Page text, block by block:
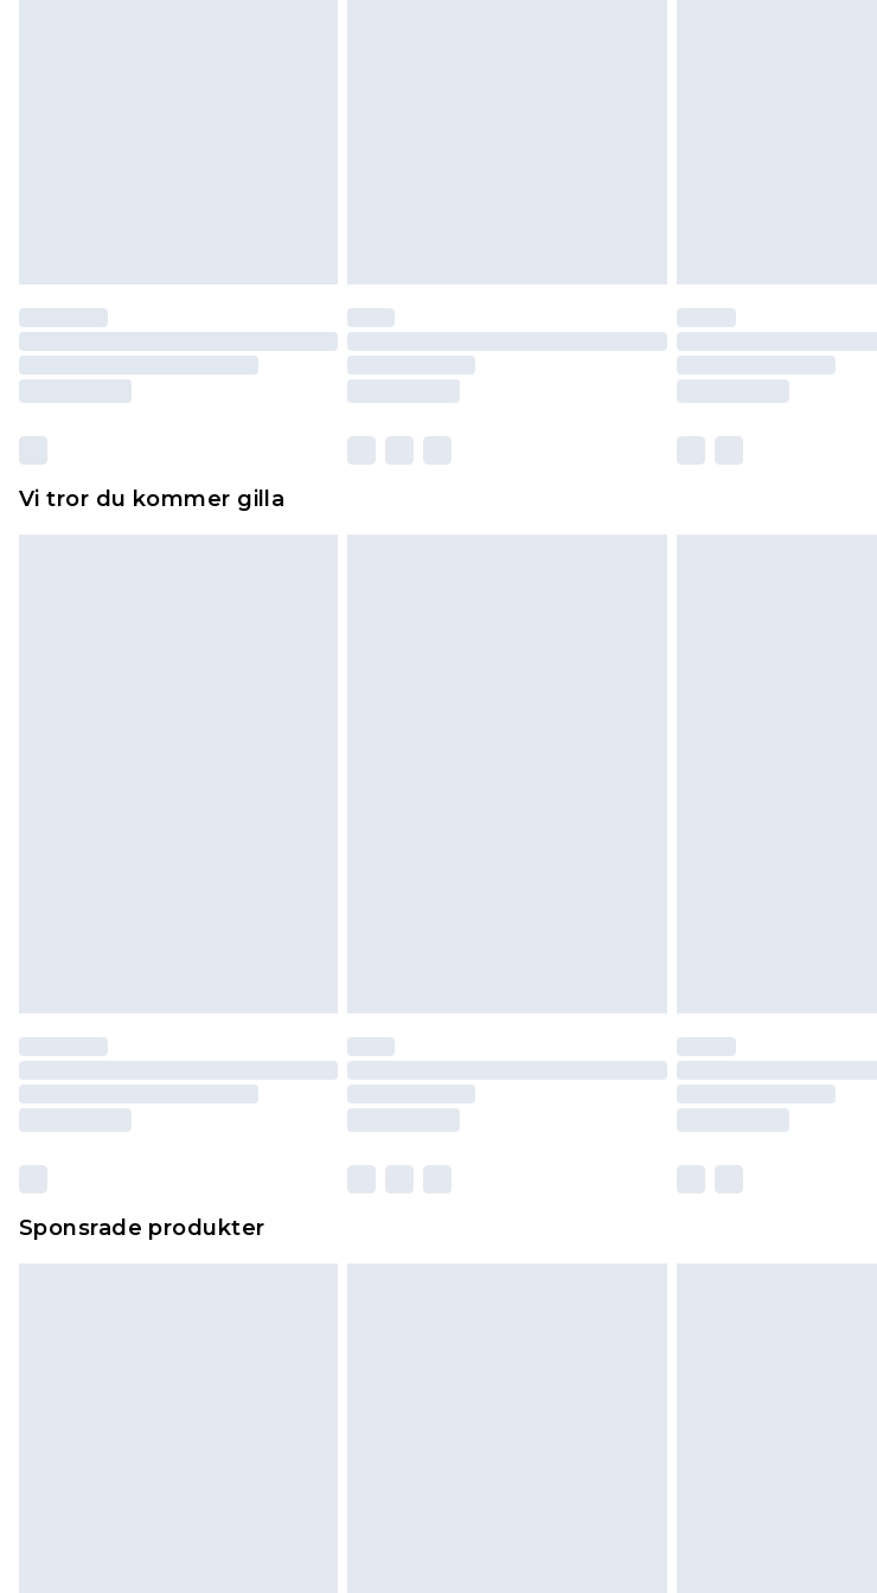
Vi tror du kommer gilla
Sponsrade produkter